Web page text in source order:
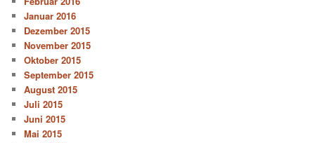
Januar 2016
Dezember 2015
November 2015
Oktober 2015
September 2015
August 2015
Juli 2015
Juni 2015
Mai 2015